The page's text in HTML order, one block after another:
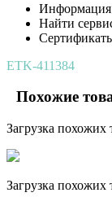
Информация
Найти
ETK-411384
Похожие
Загрузка похожих
Загрузка похожих